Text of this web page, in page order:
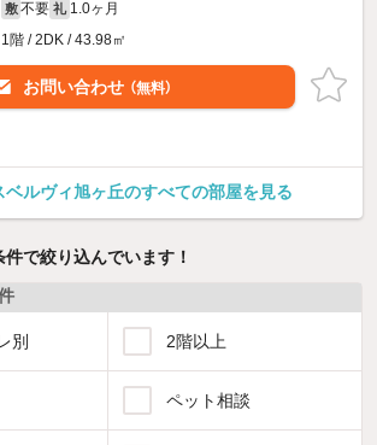
敷 不要 礼 1.0ヶ月
1階 / 2DK / 43.98㎡
お問い合わせ （無料）
ベルヴィ旭ヶ丘のすべての部屋を見る
で絞り込んでいます！
別 2階以上
ペット相談